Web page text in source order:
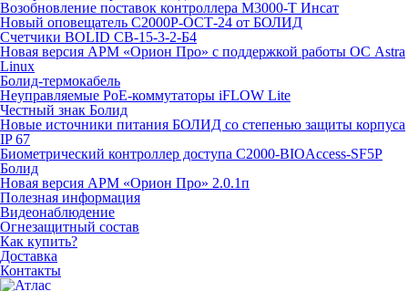
Возобновление поставок контроллера М3000-Т Инсат
Новый оповещатель С2000Р-ОСТ-24 от БОЛИД
Счетчики BOLID СВ-15-3-2-Б4
Новая версия АРМ «Орион Про» с поддержкой работы ОС Astra
Linux
Болид-термокабель
Неуправляемые PoE-коммутаторы iFLOW Lite
Честный знак Болид
Новые источники питания БОЛИД со степенью защиты корпуса
IP 67
Биометрический контроллер доступа С2000-BIOAccess-SF5P
Болид
Новая версия АРМ «Орион Про» 2.0.1п
Полезная информация
Видеонаблюдение
Огнезащитный состав
Как купить?
Доставка
Контакты